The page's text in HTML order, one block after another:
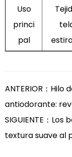
Uso
princi
pal
ANTERIOR：
antiodorante:
SIGUIENTE：
textura suave al